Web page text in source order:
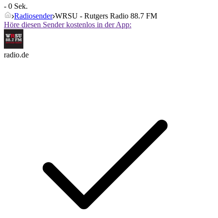
- 0 Sek.
Radiosender WRSU - Rutgers Radio 88.7 FM
Höre diesen Sender kostenlos in der App:
radio.de